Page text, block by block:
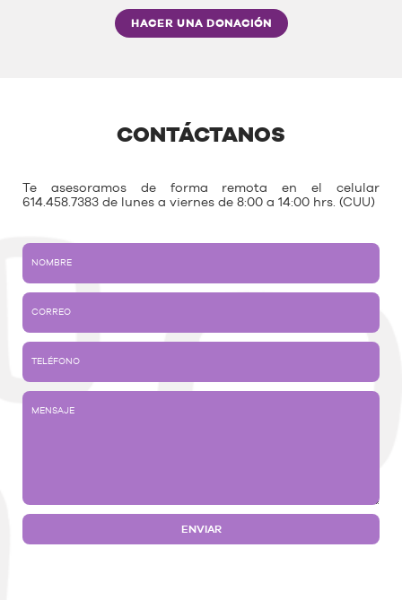
HACER UNA DONACIÓN
CONTÁCTANOS
Te asesoramos de forma remota en el celular
614.458.7383 de lunes a viernes de 8:00 a 14:00 hrs. (CUU)